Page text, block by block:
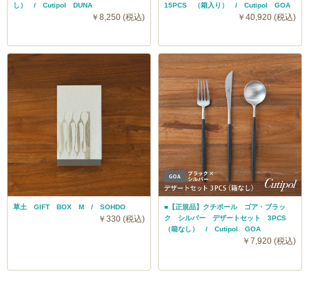
し） / Cutipol DUNA
￥8,250 (税込)
15PCS （箱入り） / Cutipol GOA
￥40,920 (税込)
草土 GIFT BOX M / SOHDO
￥330 (税込)
■【正規品】クチポール ゴア・ブラッ
ク シルバー デザートセット 3PCS
（箱なし） / Cutipol GOA
￥7,920 (税込)